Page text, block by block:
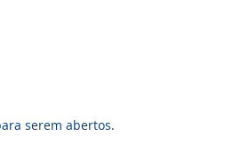
serem abertos.